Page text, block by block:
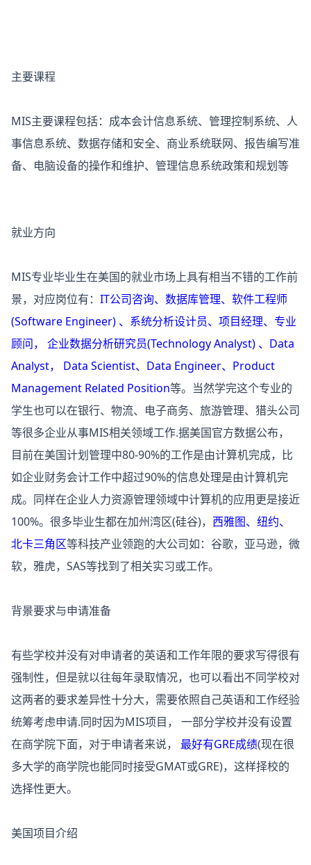
主要课程
MIS主要课程包括：成本会计信息系统、管理控制系统、人
事信息系统、数据存储和安全、商业系统联网、报告编写准
备、电脑设备的操作和维护、管理信息系统政策和规划等
就业方向
MIS专业毕业生在美国的就业市场上具有相当不错的工作前
景，对应岗位有： IT公司咨询、数据库管理、软件工程师
(Software Engineer) 、系统分析设计员、项目经理、专业
顾问， 企业数据分析研究员(Technology Analyst) 、Data
Analyst， Data Scientist、Data Engineer、Product
Management Related Position等。当然学完这个专业的
学生也可以在银行、物流、电子商务、旅游管理、猎头公司
等很多企业从事MIS相关领域工作.据美国官方数据公布，
目前在美国计划管理中80-90%的工作是由计算机完成，比
如企业财务会计工作中超过90%的信息处理是由计算机完
成。同样在企业人力资源管理领域中计算机的应用更是接近
100%。很多毕业生都在加州湾区(硅谷)， 西雅图、纽约、
北卡三角区等科技产业领跑的大公司如：谷歌，亚马逊，微
软，雅虎，SAS等找到了相关实习或工作。
背景要求与申请准备
有些学校并没有对申请者的英语和工作年限的要求写得很有
强制性，但是就以往每年录取情况，也可以看出不同学校对
这两者的要求差异性十分大，需要依照自己英语和工作经验
统筹考虑申请.同时因为MIS项目， 一部分学校并没有设置
在商学院下面，对于申请者来说， 最好有GRE成绩(现在很
多大学的商学院也能同时接受GMAT或GRE)，这样择校的
选择性更大。
美国项目介绍